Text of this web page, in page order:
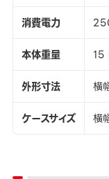
消費電力
本体重量
15
外形寸法
横
ケースサイズ
横